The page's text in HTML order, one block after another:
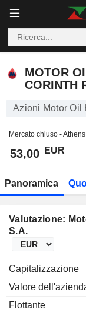
MOTOR
CORINTH
Azioni Motor Oil
Mercato chiuso -
53,00 EUR
Panoramica
Valutazione:
S.A.
Capitalizzazione
Valore
Flottante